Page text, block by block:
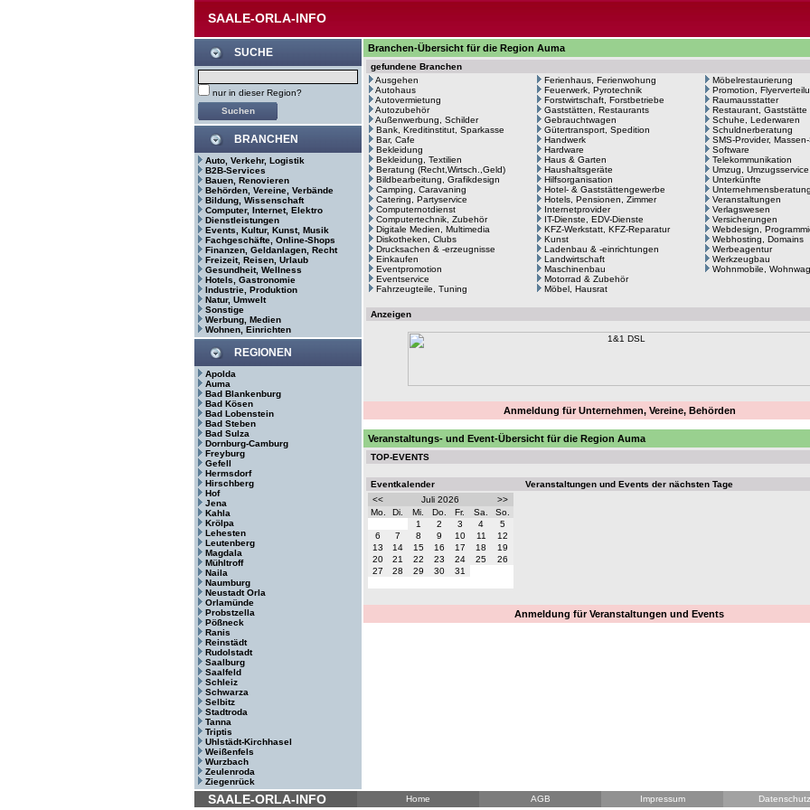
SAALE-ORLA-INFO
SUCHE
nur in dieser Region?
BRANCHEN
Auto, Verkehr, Logistik
B2B-Services
Bauen, Renovieren
Behörden, Vereine, Verbände
Bildung, Wissenschaft
Computer, Internet, Elektro
Dienstleistungen
Events, Kultur, Kunst, Musik
Fachgeschäfte, Online-Shops
Finanzen, Geldanlagen, Recht
Freizeit, Reisen, Urlaub
Gesundheit, Wellness
Hotels, Gastronomie
Industrie, Produktion
Natur, Umwelt
Sonstige
Werbung, Medien
Wohnen, Einrichten
REGIONEN
Apolda
Auma
Bad Blankenburg
Bad Kösen
Bad Lobenstein
Bad Steben
Bad Sulza
Dornburg-Camburg
Freyburg
Gefell
Hermsdorf
Hirschberg
Hof
Jena
Kahla
Krölpa
Lehesten
Leutenberg
Magdala
Mühltroff
Naila
Naumburg
Neustadt Orla
Orlamünde
Probstzella
Pößneck
Ranis
Reinstädt
Rudolstadt
Saalburg
Saalfeld
Schleiz
Schwarza
Selbitz
Stadtroda
Tanna
Triptis
Uhlstädt-Kirchhasel
Weißenfels
Wurzbach
Zeulenroda
Ziegenrück
Branchen-Übersicht für die Region Auma
gefundene Branchen
Ausgehen
Autohaus
Autovermietung
Autozubehör
Außenwerbung, Schilder
Bank, Kreditinstitut, Sparkasse
Bar, Cafe
Bekleidung
Bekleidung, Textilien
Beratung (Recht,Wirtsch.,Geld)
Bildbearbeitung, Grafikdesign
Camping, Caravaning
Catering, Partyservice
Computernotdienst
Computertechnik, Zubehör
Digitale Medien, Multimedia
Diskotheken, Clubs
Drucksachen & -erzeugnisse
Einkaufen
Eventpromotion
Eventservice
Fahrzeugteile, Tuning
Ferienhaus, Ferienwohung
Feuerwerk, Pyrotechnik
Forstwirtschaft, Forstbetriebe
Gaststätten, Restaurants
Gebrauchtwagen
Gütertransport, Spedition
Handwerk
Hardware
Haus & Garten
Haushaltsgeräte
Hilfsorganisation
Hotel- & Gaststättengewerbe
Hotels, Pensionen, Zimmer
Internetprovider
IT-Dienste, EDV-Dienste
KFZ-Werkstatt, KFZ-Reparatur
Kunst
Ladenbau & -einrichtungen
Landwirtschaft
Maschinenbau
Motorrad & Zubehör
Möbel, Hausrat
Möbelrestaurierung
Promotion,
Raumausstatter
Restaurant, Gaststätte
Schuhe, Lederwaren
Schuldnerberatung
SMS-Provider,
Software
Telekommunikation
Umzug, Umzugsservice
Unterkünfte
Unternehmensberatung
Veranstaltungen
Verlagswesen
Versicherungen
Webdesign,
Webhosting, Domains
Werbeagentur
Werkzeugbau
Wohnmobile,
Anzeigen
Anmeldung für Unternehmen, Vereine, Behörden
Veranstaltungs- und Event-Übersicht für die Region Auma
TOP-EVENTS
Eventkalender
Veranstaltungen und Events der nächsten Tage
<<
Juli 2026
>>
Mo.
Di. Mi. Do. Fr. Sa.
So.
1
2 3 4
5
6
7 8 9 10 11
12
13
14 15 16 17 18
19
20
21 22 23 24 25
26
27
28 29 30 31
Anmeldung für Veranstaltungen und Events
SAALE-ORLA-INFO Home AGB Impressum Datenschutz